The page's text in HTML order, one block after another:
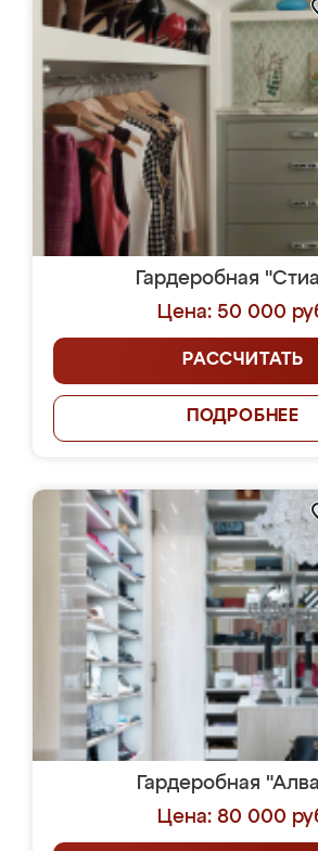
Гардеробная
Цена: 50 000
РАССЧИТАТЬ
ПОДРОБНЕЕ
Гардеробная
Цена: 80 000